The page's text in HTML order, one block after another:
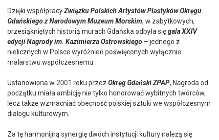
Dzięki współpracyZwiązku Polskich Artystów Plastyków Okręgu
Gdańskiego z Narodowym Muzeum Morskim, w zabytkowych,
przesiąkniętych historią murach Gdańska odbyła sięgala XXIV
edycji Nagrody im. Kazimierza Ostrowskiego – jednego z
nielicznych w Polsce wyróżnień poświęconych wyłącznie
malarstwu współczesnemu.
Ustanowiona w 2001 roku przez Okręg Gdański ZPAP, Nagroda od
początku miała ambicję nie tylko honorować wybitnych twórców,
lecz także wzmacniać obecność polskiej sztuki we współczesnym
dialogu kulturowym.
Za tę harmonijną synergię dwóch instytucji kultury należą się